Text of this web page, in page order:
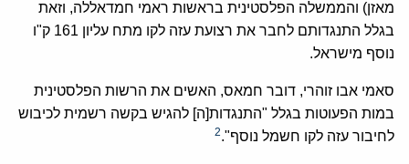
מאזן) והממשלה הפלסטינית בראשות ראמי חמדאללה, וזאת
בגלל התנגדותם לחבר את רצועת עזה לקו מתח עליון 161 ק"ו
נוסף מישראל.
סאמי אבו זוהרי, דובר חמאס, האשים את הרשות הפלסטינית
במות הפעוטות בגלל "התנגדות[ה] להגיש בקשה רשמית לכיבוש
לחיבור עזה לקו חשמל נוסף".2